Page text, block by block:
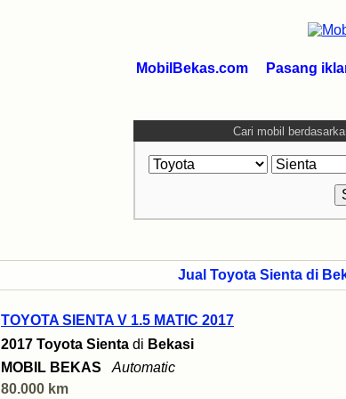
MobilBekas.com Pasang
Cari mobil
Jual Toyota Sienta di
TOYOTA SIENTA V 1.5 MATIC 2017
2017 Toyota Sienta di Bekasi
MOBIL BEKAS
Automatic
80.000 km